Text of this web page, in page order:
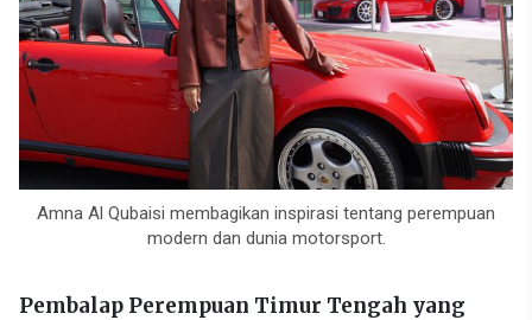
Amna Al Qubaisi membagikan inspirasi tentang perempuan
modern dan dunia motorsport.
Pembalap Perempuan Timur Tengah yang